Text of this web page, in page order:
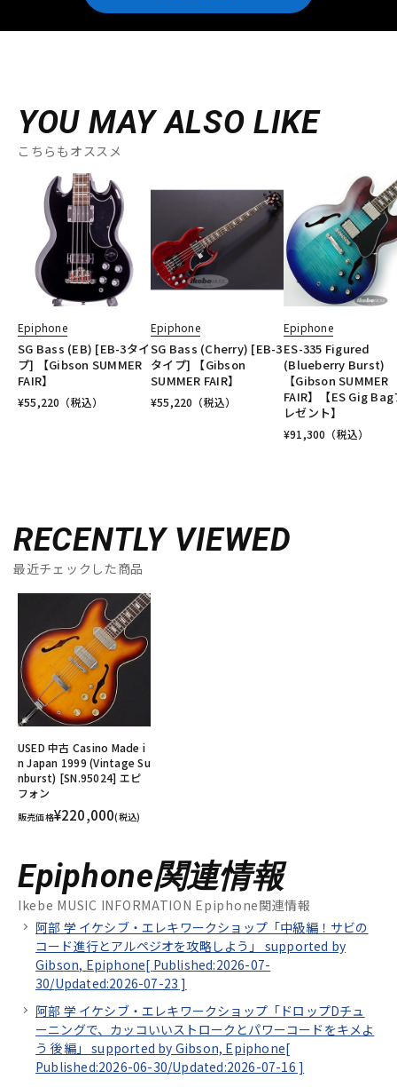
YOU MAY ALSO LIKE
こちらもオススメ
Epiphone
SG Bass (EB) [EB-3タイ
プ] 【Gibson SUMMER
FAIR】
¥55,220 （税込）
Epiphone
SG Bass (Cherry) [EB-3
タイプ] 【Gibson
SUMMER FAIR】
¥55,220 （税込）
Epiphone
ES-335 Figured
(Blueberry Burst)
【Gibson SUMMER
FAIR】【ES Gig Bag
レゼント】
¥91,300 （税込）
RECENTLY VIEWED
最近チェックした商品
USED 中古 Casino Made i
n Japan 1999 (Vintage Su
nburst) [SN.95024] エピ
フォン
販売価格¥220,000(税込)
Epiphone関連情報
Ikebe MUSIC INFORMATION Epiphone関連情報
阿部 学 イケシブ・エレキワークショップ「中級編！サビの
コード進行とアルペジオを攻略しよう」 supported by
Gibson, Epiphone[ Published:2026-07-
30/Updated:2026-07-23 ]
阿部 学 イケシブ・エレキワークショップ「ドロップDチュ
ーニングで、カッコいいストロークとパワーコードをキメよ
う 後編」 supported by Gibson, Epiphone[
Published:2026-06-30/Updated:2026-07-16 ]